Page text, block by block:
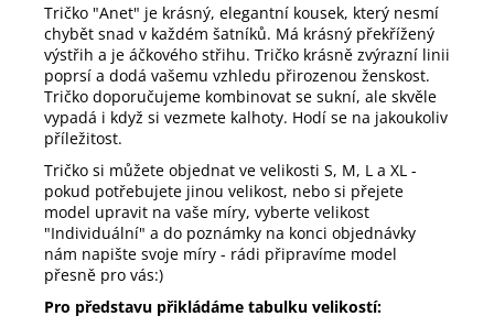
Tričko "Anet" je krásný, elegantní kousek, který nesmí
chybět snad v každém šatníků. Má krásný překřížený
výstřih a je áčkového střihu. Tričko krásně zvýrazní linii
poprsí a dodá vašemu vzhledu přirozenou ženskost.
Tričko doporučujeme kombinovat se sukní, ale skvěle
vypadá i když si vezmete kalhoty. Hodí se na jakoukoliv
příležitost.
Tričko si můžete objednat ve velikosti S, M, L a XL -
pokud potřebujete jinou velikost, nebo si přejete
model upravit na vaše míry, vyberte velikost
"Individuální" a do poznámky na konci objednávky
nám napište svoje míry - rádi připravíme model
přesně pro vás:)
Pro představu přikládáme tabulku velikostí: